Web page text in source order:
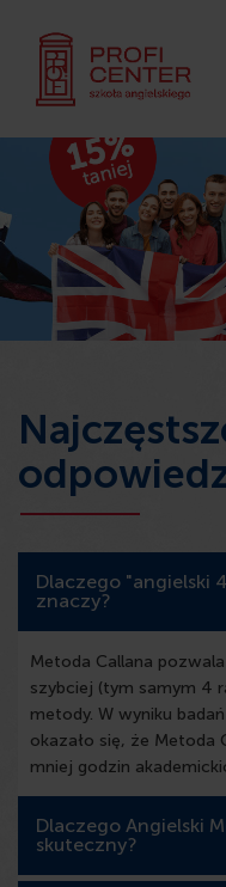
Dlaczego "angielski
znaczy?
Metoda Callana
szybciej (tym samym 4
metody. W wyniku
okazało się, że Metoda
mniej godzin
Dlaczego Angielski
skuteczny?